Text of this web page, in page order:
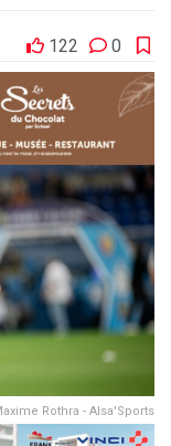
122 0
Rothra - Alsa'Sports